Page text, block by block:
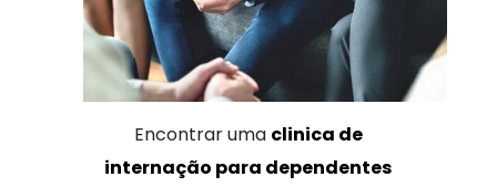
Encontrar uma clinica de
internação para dependentes